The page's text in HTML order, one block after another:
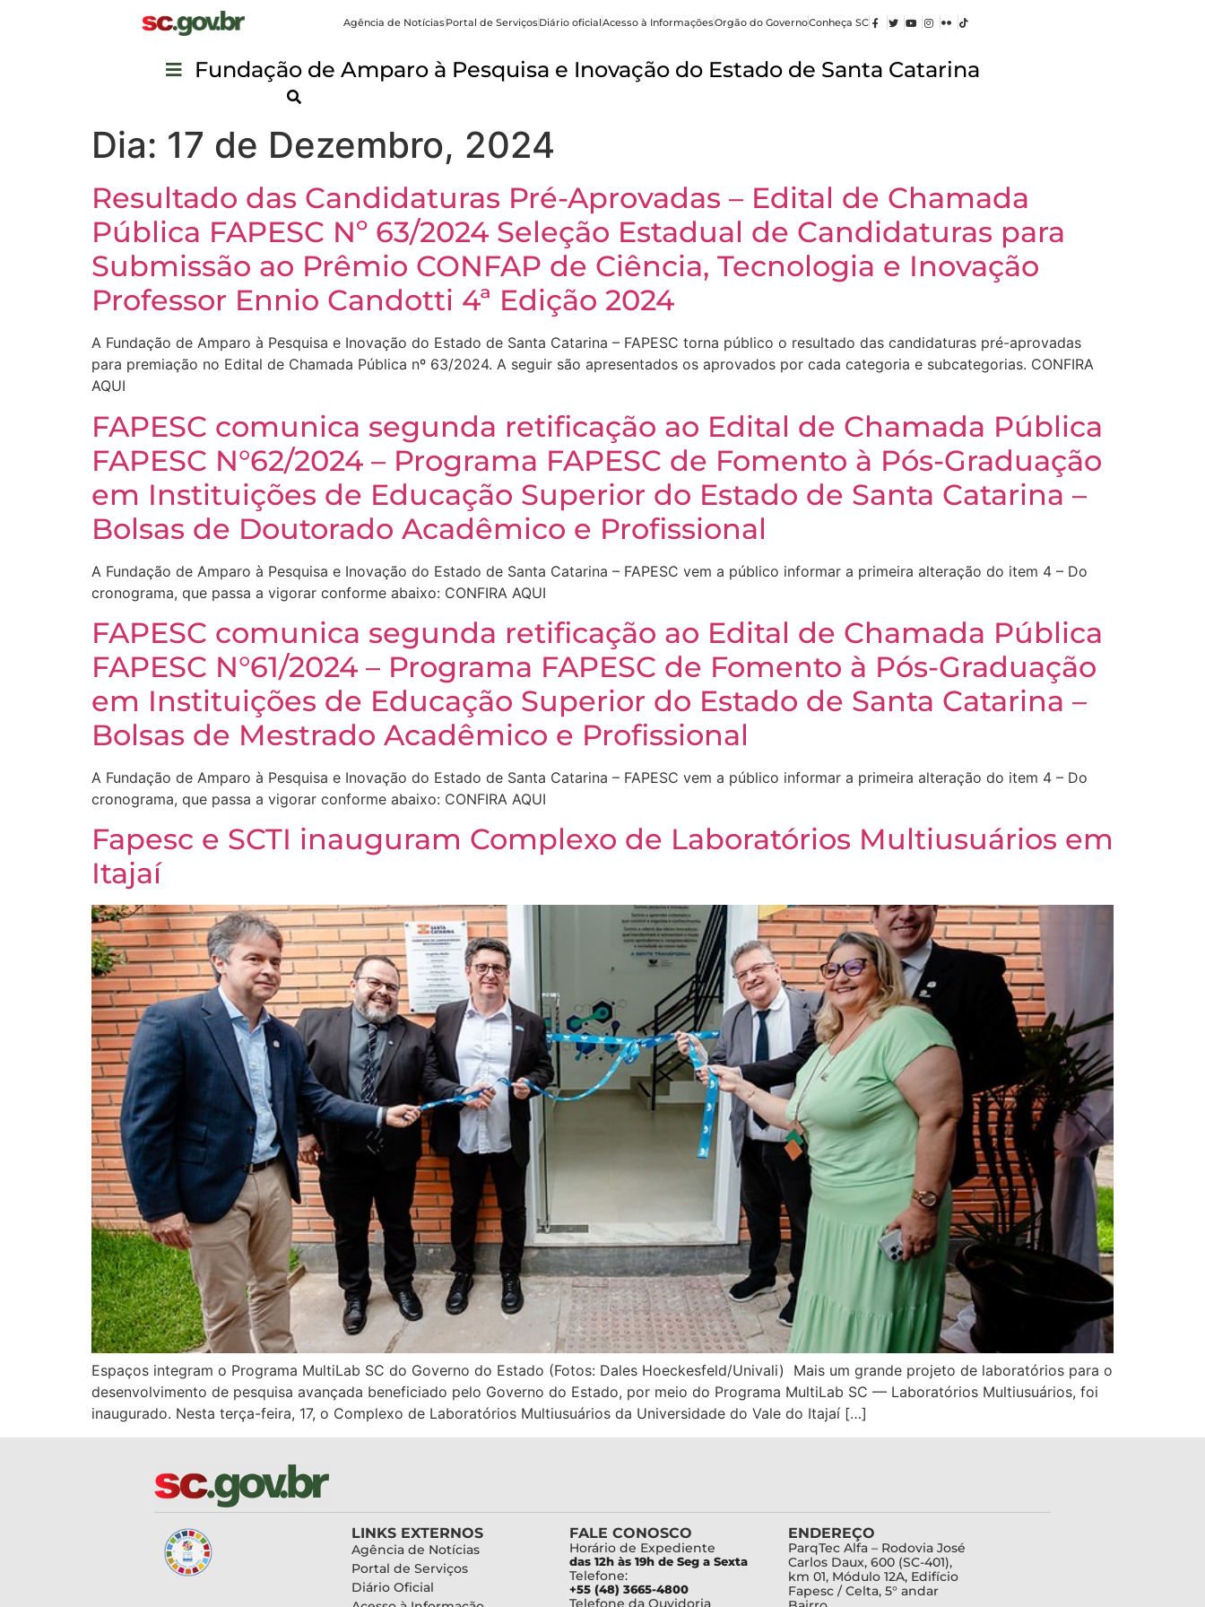
Agência de NotíciasPortal de ServiçosDiário oficialAcesso à InformaçõesOrgão do GovernoConheça SC
Fundação de Amparo à Pesquisa e Inovação do Estado de Santa Catarina
Dia: 17 de Dezembro, 2024
Resultado das Candidaturas Pré-Aprovadas – Edital de Chamada
Pública FAPESC Nº 63/2024 Seleção Estadual de Candidaturas para
Submissão ao Prêmio CONFAP de Ciência, Tecnologia e Inovação
Professor Ennio Candotti 4ª Edição 2024
A Fundação de Amparo à Pesquisa e Inovação do Estado de Santa Catarina – FAPESC torna público o resultado das candidaturas pré-aprovadas
para premiação no Edital de Chamada Pública nº 63/2024. A seguir são apresentados os aprovados por cada categoria e subcategorias. CONFIRA
AQUI
FAPESC comunica segunda retificação ao Edital de Chamada Pública
FAPESC N°62/2024 – Programa FAPESC de Fomento à Pós-Graduação
em Instituições de Educação Superior do Estado de Santa Catarina –
Bolsas de Doutorado Acadêmico e Profissional
A Fundação de Amparo à Pesquisa e Inovação do Estado de Santa Catarina – FAPESC vem a público informar a primeira alteração do item 4 – Do
cronograma, que passa a vigorar conforme abaixo: CONFIRA AQUI
FAPESC comunica segunda retificação ao Edital de Chamada Pública
FAPESC N°61/2024 – Programa FAPESC de Fomento à Pós-Graduação
em Instituições de Educação Superior do Estado de Santa Catarina –
Bolsas de Mestrado Acadêmico e Profissional
A Fundação de Amparo à Pesquisa e Inovação do Estado de Santa Catarina – FAPESC vem a público informar a primeira alteração do item 4 – Do
cronograma, que passa a vigorar conforme abaixo: CONFIRA AQUI
Fapesc e SCTI inauguram Complexo de Laboratórios Multiusuários em
Itajaí
Espaços integram o Programa MultiLab SC do Governo do Estado (Fotos: Dales Hoeckesfeld/Univali) Mais um grande projeto de laboratórios para o
desenvolvimento de pesquisa avançada beneficiado pelo Governo do Estado, por meio do Programa MultiLab SC –– Laboratórios Multiusuários, foi
inaugurado. Nesta terça-feira, 17, o Complexo de Laboratórios Multiusuários da Universidade do Vale do Itajaí […]
LINKS EXTERNOS
Agência de Notícias
Portal de Serviços
Diário Oficial
FALE CONOSCO
Horário de Expediente
das 12h às 19h de Seg a Sexta
Telefone:
+55 (48) 3665-4800
Telefone da Ouvidoria
ENDEREÇO
ParqTec Alfa – Rodovia José
Carlos Daux, 600 (SC-401),
km 01, Módulo 12A, Edifício
Fapesc / Celta, 5° andar